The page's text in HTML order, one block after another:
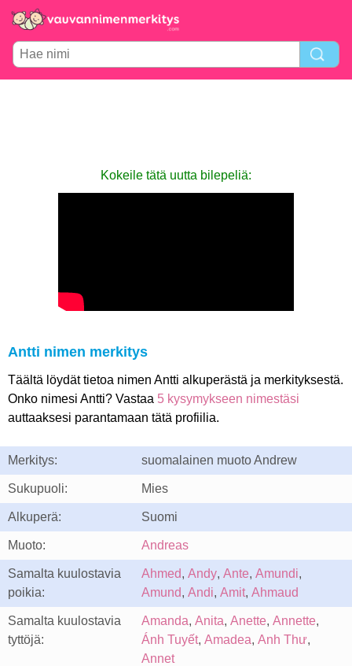
Kokeile tätä uutta bilepeliä:
Antti nimen merkitys
Täältä löydät tietoa nimen Antti alkuperästä ja merkityksestä.
Onko nimesi Antti? Vastaa 5 kysymykseen nimestäsi
auttaaksesi parantamaan tätä profiilia.
Merkitys: suomalainen muoto Andrew
Sukupuoli: Mies
Alkuperä: Suomi
Muoto: Andreas
Samalta kuulostavia
poikia:
Ahmed, Andy, Ante, Amundi,
Amund, Andi, Amit, Ahmaud
Samalta kuulostavia
tyttöjä:
Amanda, Anita, Anette, Annette,
Ánh Tuyết, Amadea, Anh Thư,
Annet